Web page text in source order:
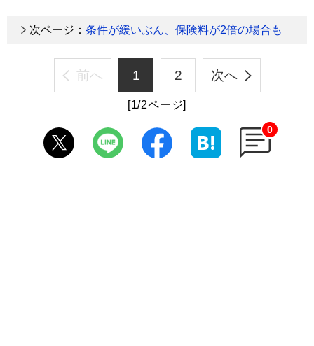
次ページ： 条件が緩いぶん、保険料が2倍の場合も
前へ 1 2 次へ
[1/2ページ]
0